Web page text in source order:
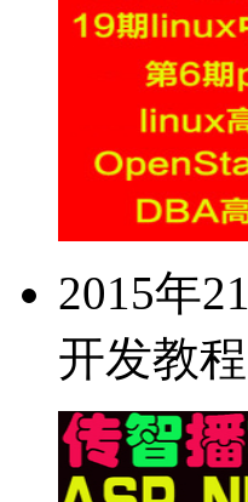
2015年
开发教